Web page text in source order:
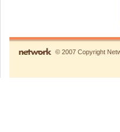
© 2007 Copyright